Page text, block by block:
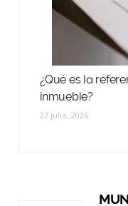
¿Qué es la
inmueble?
27 julio, 2026